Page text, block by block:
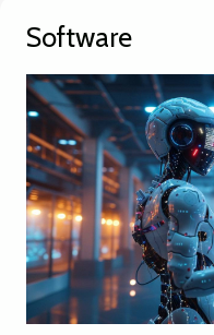
Software